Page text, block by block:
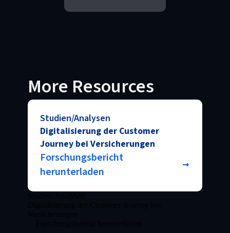
More Resources
Studien/Analysen
Digitalisierung der Customer
Journey bei Versicherungen
Forschungsbericht
herunterladen